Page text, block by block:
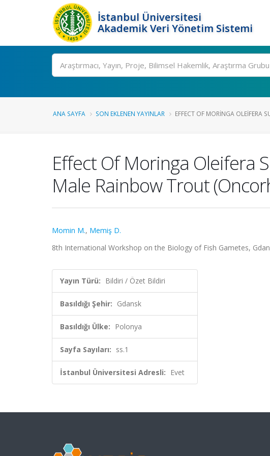
İstanbul Üniversitesi
Akademik Veri Yönetim Sistemi
Ara
ANA SAYFA SON EKLENEN YAYINLAR EFFECT OF MORINGA OLEIFERA
Effect Of Moringa Oleifera
Male Rainbow Trout
Momin M., Memiş D.
8th International Workshop on the Biology of Fish Gametes,
Yayın Türü: Bildiri / Özet Bildiri
Basıldığı Şehir: Gdansk
Basıldığı Ülke: Polonya
Sayfa Sayıları: ss.1
İstanbul Üniversitesi Adresli: Evet